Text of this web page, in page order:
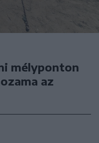
mélyponton
az